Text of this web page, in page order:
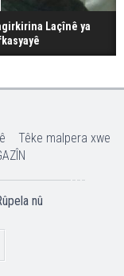
Laçînê ya
Têke malpera xwe
nû